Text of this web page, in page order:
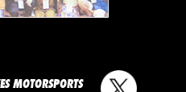
MOTORSPORTS